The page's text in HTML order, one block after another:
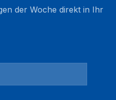
der Woche direkt in Ihr